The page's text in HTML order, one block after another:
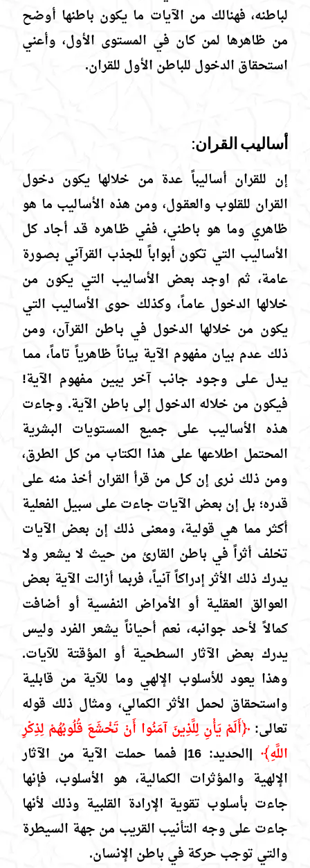
لباطنه، فهنالك من الآيات ما يكون باطنها أوضح
من ظاهرها لمن كان في المستوى الأول، وأعني
استحقاق الدخول للباطن الأول للقران.
أساليب القران:
إن للقران أساليباً عدة من خلالها يكون دخول
القران للقلوب والعقـول، ومن هذه الأساليب ما هو
ظاهري وما هو باطني، ففي ظـاهره قـد أجاد كل
الأساليب التي تكون أبواباً للجذب القرآني بصـورة
عامة، ثم اوجد بعض الأساليب التي يكون من
خلالها الدخول عامـاً، وكذلك حوى الأساليب التي
يكون من خلالها الدخول في بـاطن القرآن، ومن
ذلك عدم بيان مفهوم الآية بياناً ظاهرياً تاماً، ممـا
يـدل عـلى وجـود جانب آخر يبين مفهوم الآية!
فيكون من خلاله الدخول إلى باطن الآية. وجاءت
هـذه الأساليب على جميع المستويات البشرية
المحتمل اطلاعها على هذا الكتاب من كل الطرق،
ومن ذلك نـرى إن كـل من قرأ القران أخذ منه على
قدره؛ بل إن بعض الآيات جاءت على سبيل الفعلية
أكثر مما هي قولية، ومعنى ذلك إن بعض الآيات
تخلف أثراً في باطن القارئ من حيث لا يشعر ولا
يدرك ذلك الأثر إدراكاً آنياً، فربما أزالت الآية بعض
العوالق العقلية أو الأمراض النفسية أو أضافت
كمالاً لأحد جوانبه، نعم أحياناً يشعر الفرد وليس
يدرك بعض الآثار السطحية أو المؤقتة للآيات.
وهذا يعود للأسلوب الإلهي وما للآية من قابلية
واستحقاق لحمل الأثر الكمالي، ومثال ذلك قوله
تعالى:﴿أَلَمْ يَأْنِ لِلَّذِينَ آمَنُوا أَنْ تَخْشَعَ قُلُوبُهُمْ لِذِكْرِ
اللَّهِ﴾
|الحديد: 16| فمما حملت الآية من الآثار
الإلهية والمؤثرات الكمالية، هو الأسلوب، فإنها
جاءت بأسلوب تقوية الإرادة القلبية وذلك لأنها
جاءت على وجه التأنيب القريب من جهة السيطرة
والتي توجب حركة في باطن الإنسان.